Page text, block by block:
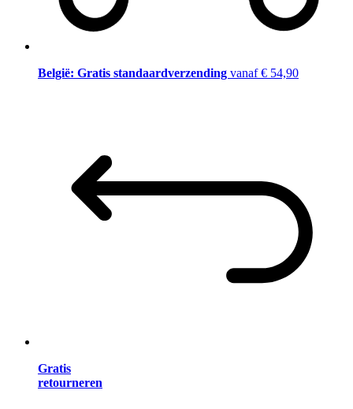
België: Gratis standaardverzending vanaf € 54,90
Gratis
retourneren